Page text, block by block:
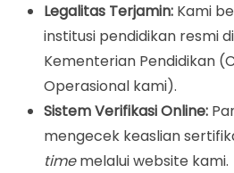
Legalitas Terjamin: Kami
institusi pendidikan resmi
Kementerian Pendidikan
Operasional kami).
Sistem Verifikasi Online:
mengecek keaslian
timemelalui website kami.